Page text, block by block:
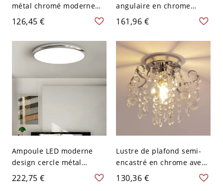
métal chromé moderne
avec abat-jour en cristal
de roche, forme ronde,
gradation continue et
cristaux translucides,
110V-120V, 1 niveau, 12"
126,45 €
angulaire en chrome
tendance avec abat-jour
en polymère, luminaire
LED, montage encastré,
câblage électrique direct,
15", 110V-120V
161,96 €
Ampoule LED moderne
design cercle métal
plafonnier avec abat-jour
acrylique - Chrome 110 V-
222,75 €
Lustre de plafond semi-
encastré en chrome avec
abat-jour en cristal de
roche, 110V-120V
130,36 €